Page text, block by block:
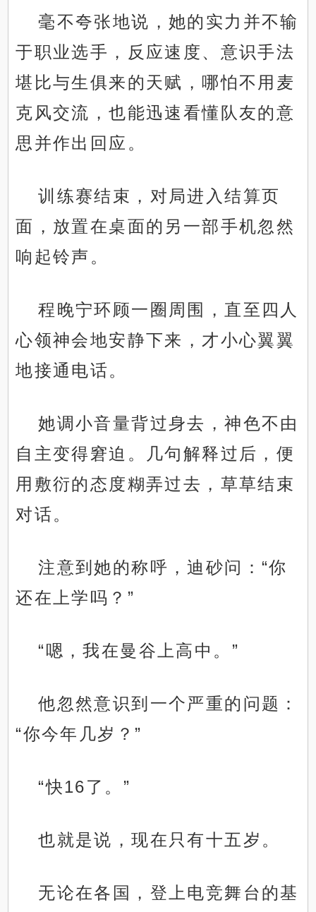
毫不夸张地说，她的实力并不输
于职业选手，反应速度、意识手法
堪比与生俱来的天赋，哪怕不用麦
克风交流，也能迅速看懂队友的意
思并作出回应。
训练赛结束，对局进入结算页
面，放置在桌面的另一部手机忽然
响起铃声。
程晚宁环顾一圈周围，直至四人
心领神会地安静下来，才小心翼翼
地接通电话。
她调小音量背过身去，神色不由
自主变得窘迫。几句解释过后，便
用敷衍的态度糊弄过去，草草结束
对话。
注意到她的称呼，迪砂问：“你
还在上学吗？”
“嗯，我在曼谷上高中。”
他忽然意识到一个严重的问题：
“你今年几岁？”
“快16了。”
也就是说，现在只有十五岁。
无论在各国，登上电竞舞台的基